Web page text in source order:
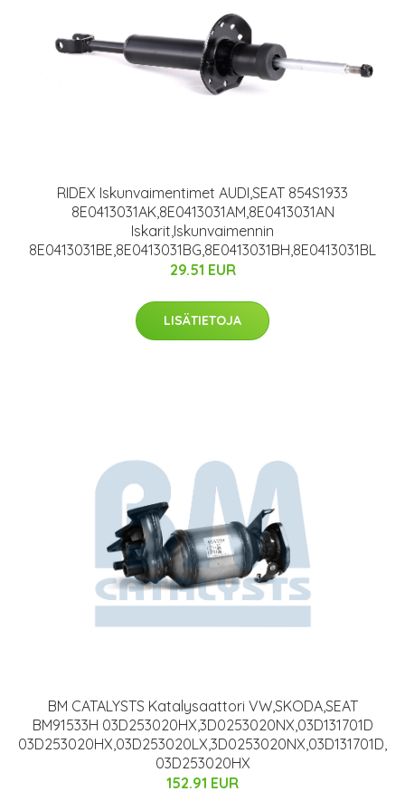
RIDEX Iskunvaimentimet AUDI,SEAT 854S1933
8E0413031AK,8E0413031AM,8E0413031AN
Iskarit,Iskunvaimennin
8E0413031BE,8E0413031BG,8E0413031BH,8E0413031BL
29.51 EUR
LISÄTIETOJA
BM CATALYSTS Katalysaattori VW,SKODA,SEAT
BM91533H 03D253020HX,3D0253020NX,03D131701D
03D253020HX,03D253020LX,3D0253020NX,03D131701D,
03D253020HX
152.91 EUR